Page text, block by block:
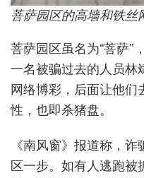
菩萨园区的高墙和铁丝
菩萨园区虽名为“菩萨”
一名被骗过去的人员林
网络博彩，后面让他
性，也即杀猪盘。
《南风窗》报道称，
区一步。如有人逃跑被